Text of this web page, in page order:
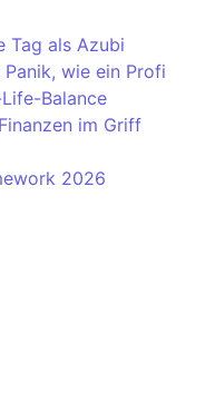
Tag als Azubi
wie ein Profi
Balance
im Griff
2026